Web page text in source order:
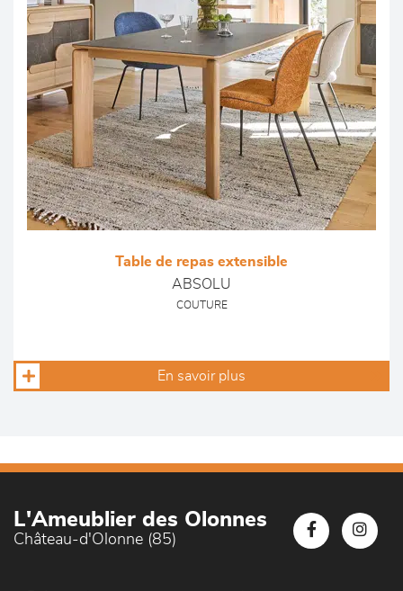
Table de repas extensible
ABSOLU
COUTURE
En savoir plus
L'Ameublier des Olonnes
Château-d'Olonne (85)